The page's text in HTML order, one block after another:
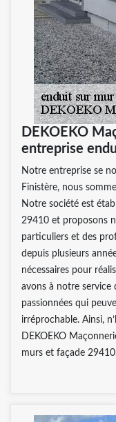
DEKOEKO
entreprise
Notre entreprise se
Finistère, nous
Notre société est
29410 et proposons
particuliers et des
depuis plusieurs
nécessaires pour
avons à notre service
passionnées qui
irréprochable. Ainsi,
DEKOEKO
murs et façade